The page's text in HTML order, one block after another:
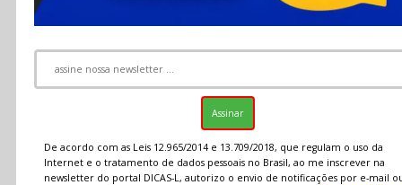
De acordo com as Leis 12.965/2014 e 13.709/2018, que regulam o uso da
Internet e o tratamento de dados pessoais no Brasil, ao me inscrever na
newsletter do portal DICAS-L, autorizo o envio de notificações por e-mail